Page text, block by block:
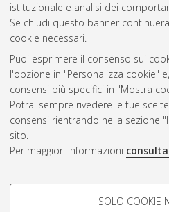
istituzionale e analisi dei
Se chiudi questo banner
cookie necessari.
Puoi esprimere il consenso sui
l'opzione in "Personalizza cookie"
consensi più specifici in "Mostra
Potrai sempre rivedere le tue
consensi rientrando nella sezione
sito.
Per maggiori informazioni
COOKIE DI PROFILAZIONE -
SOLO COOKIE
Atom
Rss 1.0
Rss 2.0
ISSN: 2038-7946
Impostazioni Cookie
Informativa sulla privacy